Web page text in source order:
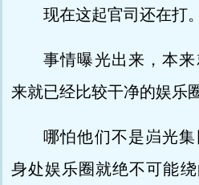
现在这起官司还在打。
事情曝光出来，本
来就已经比较干净的娱乐
哪怕他们不是岿光
身处娱乐圈就绝不可能